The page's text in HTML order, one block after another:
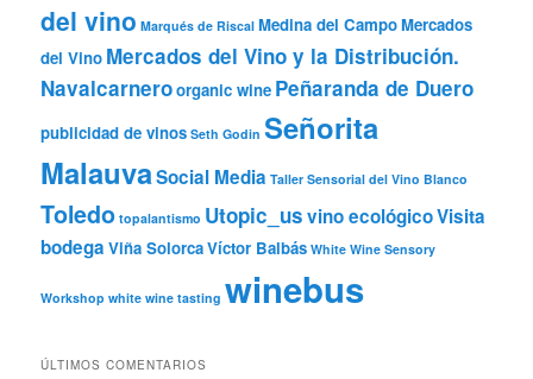
del vino Marqués de Riscal Medina del CampoMercados
del Vino Mercados del Vino y la Distribución.
Navalcarneroorganic wine Peñaranda de Duero
publicidad de vinos Seth Godin Señorita
MalauvaSocial Media Taller Sensorial del Vino Blanco
Toledo topalantismo Utopic_usvino ecológicoVisita
bodega Viña SolorcaVíctor Balbás White Wine Sensory
Workshop white wine tasting winebus
ÚLTIMOS COMENTARIOS